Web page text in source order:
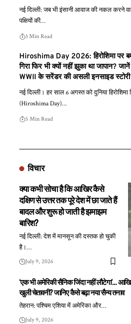
नई दिल्ली: जब भी इंसानी आवाज की नकल करने
पक्षियों की…
3 Min Read
Hiroshima Day 2026: हिरोशिमा पर
गिरा फिर भी क्यों नहीं झुका था जापान? जानें
WWII के सरेंडर की असली इनसाइड स्टोरी
नई दिल्ली। हर साल 6 अगस्त को दुनिया हिरोशिमा
(Hiroshima Day)…
5 Min Read
विचार
क्या कभी सोचा है कि आखिर कैसे
दक्षिण से उत्तर तक पूरे देश में छा जाते हैं
बादल और शुरू हो जाती है झमाझम
बारिश?
नई दिल्ली: देश में मानसून की दस्तक हो चुकी
है।…
July 9, 2026
‘एक भी अमेरिकी सैनिक जिंदा नहीं लौटेगा’…
खुली चेतावनी? जानिए कैसे बढ़ा नया सैन्य तनाव
तेहरान: पश्चिम एशिया में अमेरिका और…
July 9, 2026